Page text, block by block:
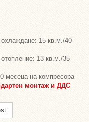
охлаждане: 15 кв.м./40
13 кв.м./35
месеца на компресора
монтаж и ДДС